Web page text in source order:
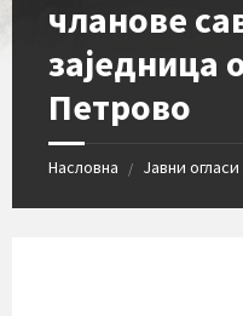
чланове
заједница
Петрово
Насловна / Јавни